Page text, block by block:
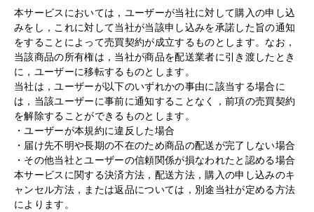
本サービスにおいては，ユーザーが当社に対して購入の申し込
みをし，これに対して当社が当該申し込みを承諾した旨の通知
をすることによって売買契約が成立するものとします。なお，
当該商品の所有権は，当社が商品を配送業者に引き渡したとき
に，ユーザーに移転するものとします。
当社は，ユーザーが以下のいずれかの事由に該当する場合に
は，当該ユーザーに事前に通知することなく，前項の売買契約
を解除することができるものとします。
・ユーザーが本規約に違反した場合
・届け先不明や長期の不在のため商品の配送が完了しない場合
・その他当社とユーザーの信頼関係が損なわれたと認める場合
本サービスに関する決済方法，配送方法，購入の申し込みのキ
ャンセル方法，または返品については，別途当社が定める方法
によります。